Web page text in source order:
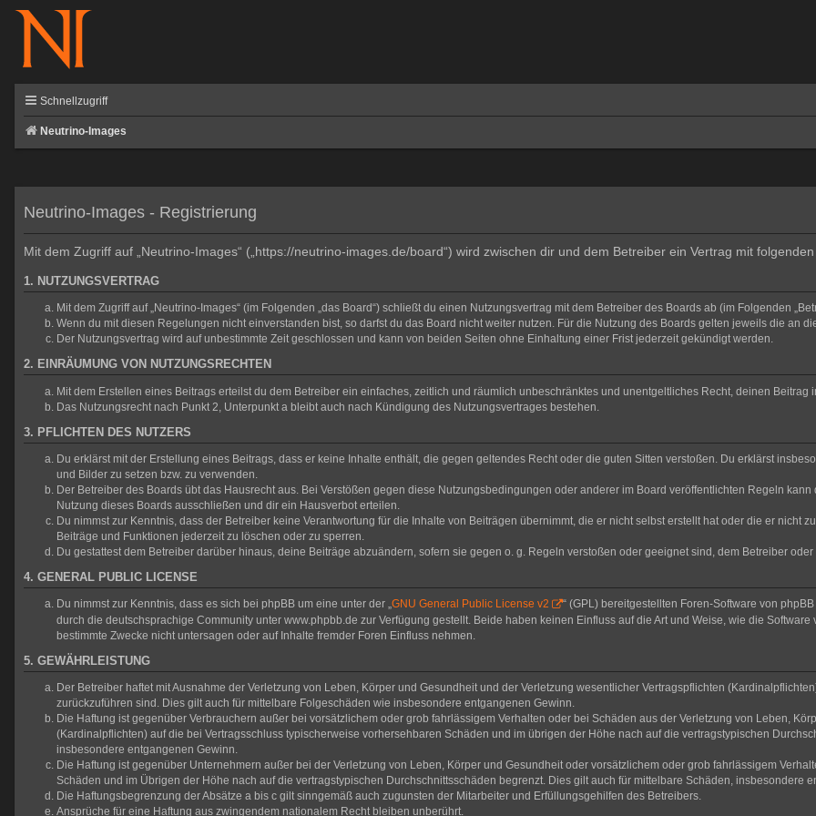
Schnellzugriff
Neutrino-Images
Neutrino-Images - Registrierung
Mit dem Zugriff auf „Neutrino-Images“ („https://neutrino-images.de/board“) wird zwischen dir und dem Betreiber ein Vertrag mit
1. NUTZUNGSVERTRAG
Mit dem Zugriff auf „Neutrino-Images“ (im Folgenden „das Board“) schließt du einen Nutzungsvertrag mit dem Betreiber des Boards ab (im Folgenden
Wenn du mit diesen Regelungen nicht einverstanden bist, so darfst du das Board nicht weiter nutzen. Für die Nutzung des Boards gelten jeweils die an
Der Nutzungsvertrag wird auf unbestimmte Zeit geschlossen und kann von beiden Seiten ohne Einhaltung einer Frist jederzeit gekündigt werden.
2. EINRÄUMUNG VON NUTZUNGSRECHTEN
Mit dem Erstellen eines Beitrags erteilst du dem Betreiber ein einfaches, zeitlich und räumlich unbeschränktes und unentgeltliches Recht, deinen Beitrag
Das Nutzungsrecht nach Punkt 2, Unterpunkt a bleibt auch nach Kündigung des Nutzungsvertrages bestehen.
3. PFLICHTEN DES NUTZERS
Du erklärst mit der Erstellung eines Beitrags, dass er keine Inhalte enthält, die gegen geltendes Recht oder die guten Sitten verstoßen. Du erklärst
und Bilder zu setzen bzw. zu verwenden.
Der Betreiber des Boards übt das Hausrecht aus. Bei Verstößen gegen diese Nutzungsbedingungen oder anderer im Board veröffentlichten Regeln
Nutzung dieses Boards ausschließen und dir ein Hausverbot erteilen.
Du nimmst zur Kenntnis, dass der Betreiber keine Verantwortung für die Inhalte von Beiträgen übernimmt, die er nicht selbst erstellt hat oder die er nicht
Beiträge und Funktionen jederzeit zu löschen oder zu sperren.
Du gestattest dem Betreiber darüber hinaus, deine Beiträge abzuändern, sofern sie gegen o. g. Regeln verstoßen oder geeignet sind, dem Betreiber
4. GENERAL PUBLIC LICENSE
Du nimmst zur Kenntnis, dass es sich bei phpBB um eine unter der „GNU General Public License v2
“ (GPL) bereitgestellten Foren-Software von
durch die deutschsprachige Community unter www.phpbb.de zur Verfügung gestellt. Beide haben keinen Einfluss auf die Art und Weise, wie die
bestimmte Zwecke nicht untersagen oder auf Inhalte fremder Foren Einfluss nehmen.
5. GEWÄHRLEISTUNG
Der Betreiber haftet mit Ausnahme der Verletzung von Leben, Körper und Gesundheit und der Verletzung wesentlicher Vertragspflichten
zurückzuführen sind. Dies gilt auch für mittelbare Folgeschäden wie insbesondere entgangenen Gewinn.
Die Haftung ist gegenüber Verbrauchern außer bei vorsätzlichem oder grob fahrlässigem Verhalten oder bei Schäden aus der Verletzung von Leben,
(Kardinalpflichten) auf die bei Vertragsschluss typischerweise vorhersehbaren Schäden und im übrigen der Höhe nach auf die vertragstypischen
insbesondere entgangenen Gewinn.
Die Haftung ist gegenüber Unternehmern außer bei der Verletzung von Leben, Körper und Gesundheit oder vorsätzlichem oder grob fahrlässigem
Schäden und im Übrigen der Höhe nach auf die vertragstypischen Durchschnittsschäden begrenzt. Dies gilt auch für mittelbare Schäden, insbesondere
Die Haftungsbegrenzung der Absätze a bis c gilt sinngemäß auch zugunsten der Mitarbeiter und Erfüllungsgehilfen des Betreibers.
Ansprüche für eine Haftung aus zwingendem nationalem Recht bleiben unberührt.